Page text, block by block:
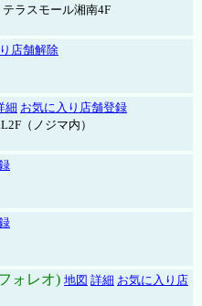
ラスモール湘南4F
店舗解除
細 お気に入り店舗登録
（ノジマ内）
ォレオ) 地図 詳細 お気に入り店